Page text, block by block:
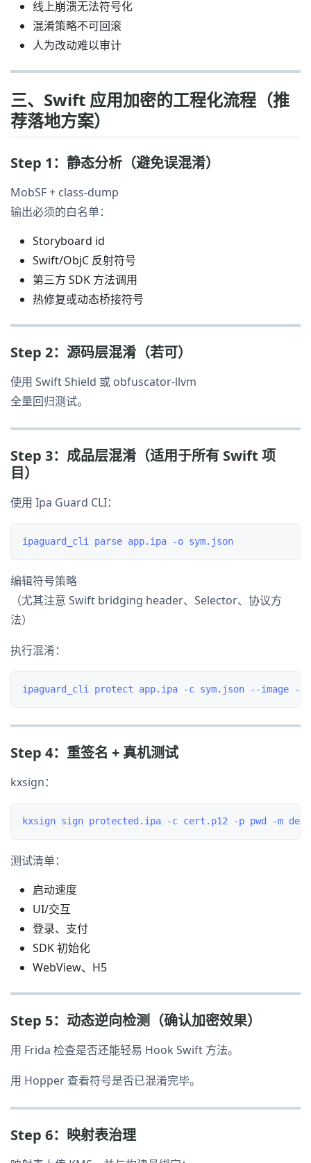
线上崩溃无法符号化
混淆策略不可回滚
人为改动难以审计
三、Swift 应用加密的工程化流程（推
荐落地方案）
Step 1：静态分析（避免误混淆）
MobSF + class-dump
输出必须的白名单：
Storyboard id
Swift/ObjC 反射符号
第三方 SDK 方法调用
热修复或动态桥接符号
Step 2：源码层混淆（若可）
使用 Swift Shield 或 obfuscator-llvm
全量回归测试。
Step 3：成品层混淆（适用于所有 Swift 项
目）
使用 Ipa Guard CLI：
编辑符号策略
（尤其注意 Swift bridging header、Selector、协议方
法）
执行混淆：
Step 4：重签名 + 真机测试
kxsign：
测试清单：
启动速度
UI/交互
登录、支付
SDK 初始化
WebView、H5
Step 5：动态逆向检测（确认加密效果）
用 Frida 检查是否还能轻易 Hook Swift 方法。
用 Hopper 查看符号是否已混淆完毕。
Step 6：映射表治理